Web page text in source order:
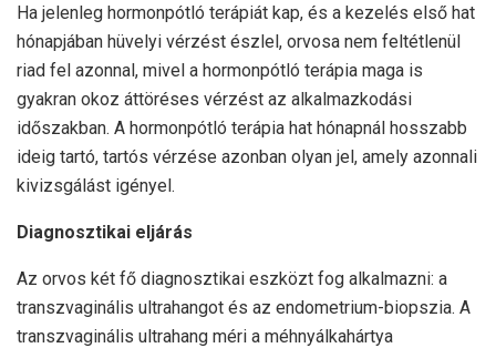
Ha jelenleg hormonpótló terápiát kap, és a kezelés első hat
hónapjában hüvelyi vérzést észlel, orvosa nem feltétlenül
riad fel azonnal, mivel a hormonpótló terápia maga is
gyakran okoz áttöréses vérzést az alkalmazkodási
időszakban. A hormonpótló terápia hat hónapnál hosszabb
ideig tartó, tartós vérzése azonban olyan jel, amely azonnali
kivizsgálást igényel.
Diagnosztikai eljárás
Az orvos két fő diagnosztikai eszközt fog alkalmazni: a
transzvaginális ultrahangot és az endometrium-biopszia. A
transzvaginális ultrahang méri a méhnyálkahártya